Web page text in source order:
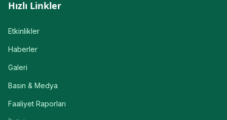
Hızlı Linkler
Etkinlikler
Haberler
Galeri
Basın & Medya
Faaliyet Raporları